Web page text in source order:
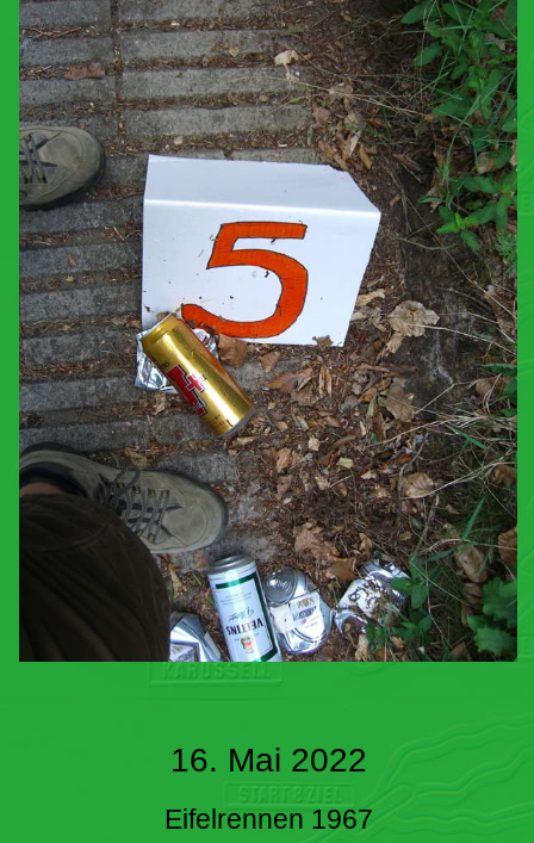
16. Mai 2022
Eifelrennen 1967